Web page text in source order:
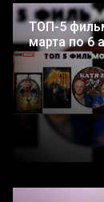
ТОП-5
марта по 6